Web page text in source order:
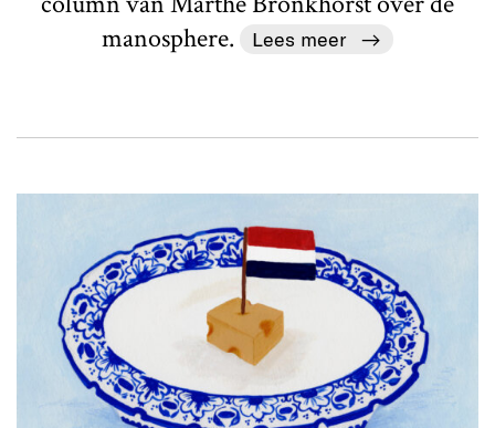
manosphere.
Lees meer